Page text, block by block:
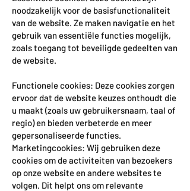
noodzakelijk voor de basisfunctionaliteit
van de website. Ze maken navigatie en het
gebruik van essentiële functies mogelijk,
zoals toegang tot beveiligde gedeelten van
de website.
Functionele cookies: Deze cookies zorgen
ervoor dat de website keuzes onthoudt die
u maakt (zoals uw gebruikersnaam, taal of
regio) en bieden verbeterde en meer
gepersonaliseerde functies.
Marketingcookies: Wij gebruiken deze
cookies om de activiteiten van bezoekers
op onze website en andere websites te
volgen. Dit helpt ons om relevante